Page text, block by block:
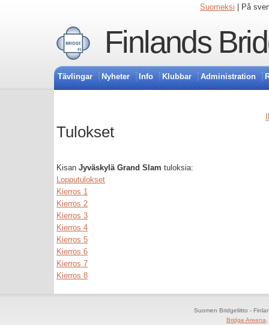
Suomeksi | På
Finlands
Tävlingar Nyheter Info Klubbar Administration
Tulokset
Kisan Jyväskylä Grand Slam tuloksia:
Lopputulokset
Kierros 1
Kierros 2
Kierros 3
Kierros 4
Kierros 5
Kierros 6
Kierros 7
Kierros 8
Suomen Bridgeliitto -
Bridge Areena